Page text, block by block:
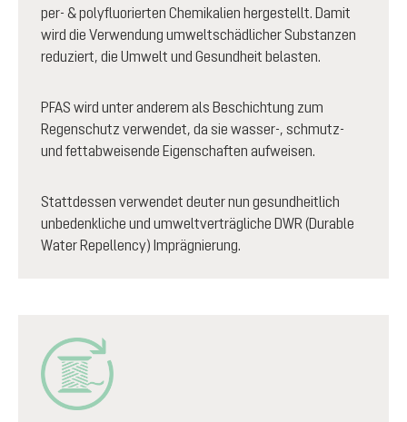
per- & polyfluorierten Chemikalien hergestellt. Damit
wird die Verwendung umweltschädlicher Substanzen
reduziert, die Umwelt und Gesundheit belasten.
PFAS wird unter anderem als Beschichtung zum
Regenschutz verwendet, da sie wasser-, schmutz-
und fettabweisende Eigenschaften aufweisen.
Stattdessen verwendet deuter nun gesundheitlich
unbedenkliche und umweltverträgliche DWR (Durable
Water Repellency) Imprägnierung.